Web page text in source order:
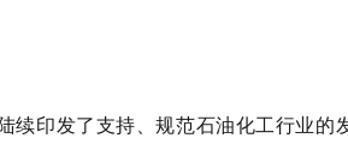
续印发了支持、规范石油化工行业的